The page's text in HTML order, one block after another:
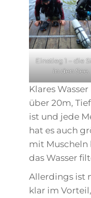
Einstieg 1 – die
in den See.
Klares
über 20m,
ist und jede
hat es auch
mit Muscheln
das Wasser
Allerdings ist
klar im